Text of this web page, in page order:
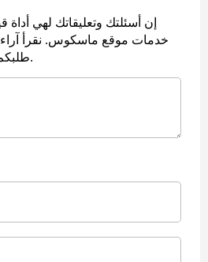
إن أسئلتك وتعليقاتك لهي أداة
خدمات موقع ماسكوس. نقرأ
طلبكم في أسرع وقت ممكن.